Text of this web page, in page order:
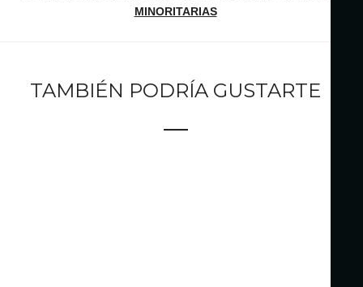
MINORITARIAS
TAMBIÉN PODRÍA GUSTARTE